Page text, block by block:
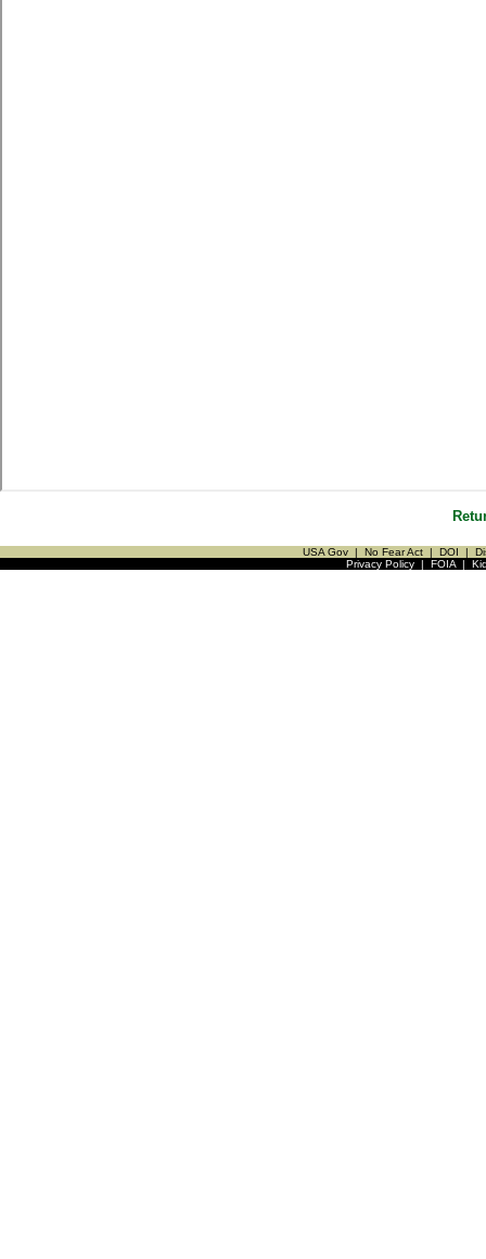
USA Gov | No Fear Act | DOI |
Privacy Policy| FOIA|